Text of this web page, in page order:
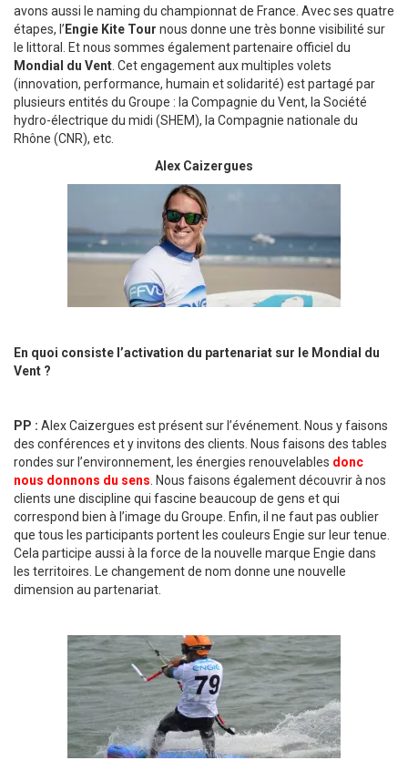
avons aussi le naming du championnat de France. Avec ses quatre
étapes, l’ Engie Kite Tour nous donne une très bonne visibilité sur
le littoral. Et nous sommes également partenaire officiel du
Mondial du Vent . Cet engagement aux multiples volets
(innovation, performance, humain et solidarité) est partagé par
plusieurs entités du Groupe : la Compagnie du Vent, la Société
hydro-électrique du midi (SHEM), la Compagnie nationale du
Rhône (CNR), etc.
Alex Caizergues
En quoi consiste l’activation du partenariat sur le Mondial du
Vent ?
PP : Alex Caizergues est présent sur l’événement. Nous y faisons
des conférences et y invitons des clients. Nous faisons des tables
rondes sur l’environnement, les énergies renouvelables donc
nous donnons du sens . Nous faisons également découvrir à nos
clients une discipline qui fascine beaucoup de gens et qui
correspond bien à l’image du Groupe. Enfin, il ne faut pas oublier
que tous les participants portent les couleurs Engie sur leur tenue.
Cela participe aussi à la force de la nouvelle marque Engie dans
les territoires. Le changement de nom donne une nouvelle
dimension au partenariat.